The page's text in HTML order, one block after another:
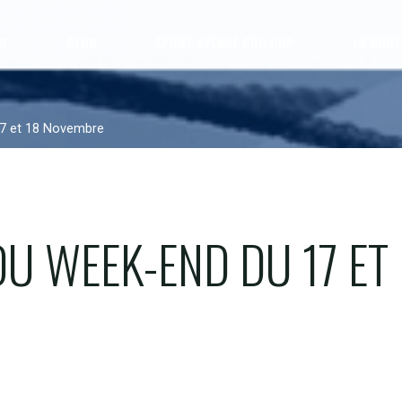
et 18 Novembre
WEEK-END DU 17 ET